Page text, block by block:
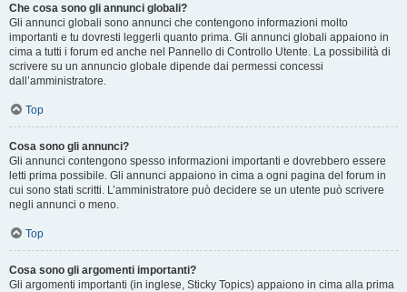
Che cosa sono gli annunci globali?
Gli annunci globali sono annunci che contengono informazioni molto
importanti e tu dovresti leggerli quanto prima. Gli annunci globali appaiono in
cima a tutti i forum ed anche nel Pannello di Controllo Utente. La possibilità di
scrivere su un annuncio globale dipende dai permessi concessi
dall’amministratore.
Top
Cosa sono gli annunci?
Gli annunci contengono spesso informazioni importanti e dovrebbero essere
letti prima possibile. Gli annunci appaiono in cima a ogni pagina del forum in
cui sono stati scritti. L’amministratore può decidere se un utente può scrivere
negli annunci o meno.
Top
Cosa sono gli argomenti importanti?
Gli argomenti importanti (in inglese, Sticky Topics) appaiono in cima alla prima